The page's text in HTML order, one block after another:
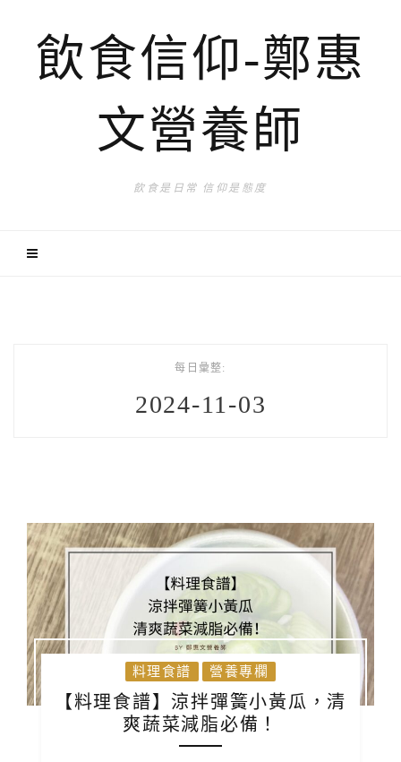
飲食信仰-鄭惠
文營養師
飲食是日常 信仰是態度
每日彙整:
2024-11-03
料理食譜 營養專欄
【料理食譜】涼拌彈簧小黃瓜，清
爽蔬菜減脂必備！